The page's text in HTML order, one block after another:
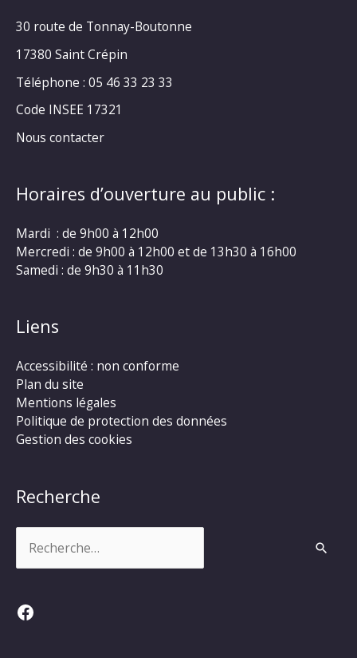
30 route de Tonnay-Boutonne
17380 Saint Crépin
Téléphone : 05 46 33 23 33
Code INSEE 17321
Nous contacter
Horaires d’ouverture au public :
Mardi : de 9h00 à 12h00
Mercredi : de 9h00 à 12h00 et de 13h30 à 16h00
Samedi : de 9h30 à 11h30
Liens
Accessibilité : non conforme
Plan du site
Mentions légales
Politique de protection des données
Gestion des cookies
Recherche
Facebook